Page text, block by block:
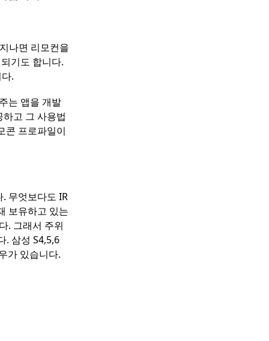
나면 리모컨을
기도 합니다.
.
는 앱을 개발
고 그 사용법
콘 프로파일이
무엇보다도 IR
보유하고 있는
. 그래서 주위
. 삼성 S4,5,6
가 있습니다.